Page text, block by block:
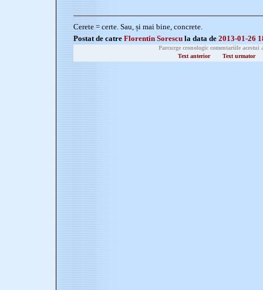
Cerete = certe. Sau, și mai bine, concrete.
Postat de catre Florentin Sorescu la data de 2013-01-26
Parcurge cronologic comentariile acestui
Text anterior
Text urmator